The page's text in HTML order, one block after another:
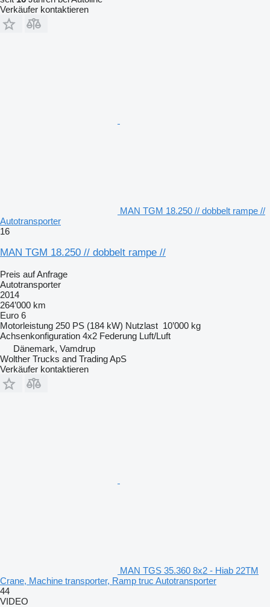
Verkäufer kontaktieren
MAN TGM 18.250 // dobbelt rampe //
Autotransporter
16
MAN TGM 18.250 // dobbelt rampe //
Preis auf Anfrage
Autotransporter
2014
264’000 km
Euro 6
Motorleistung 250 PS (184 kW) Nutzlast 10’000 kg
Achsenkonfiguration 4x2 Federung Luft/Luft
Dänemark, Vamdrup
Wolther Trucks and Trading ApS
Verkäufer kontaktieren
MAN TGS 35.360 8x2 - Hiab 22TM
Crane, Machine transporter, Ramp truc Autotransporter
44
VIDEO